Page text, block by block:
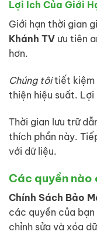
Lợi Ích Của Giới
Giới hạn thời gian
Khánh TV ưu tiên
hơn.
Chúng tôitiết kiệm
thiện hiệu suất. Lợi
Thời gian lưu trữ
thích phần này.
với dữ liệu.
Các quyền nào
Chính Sách Bảo
các quyền của
chỉnh sửa và xóa